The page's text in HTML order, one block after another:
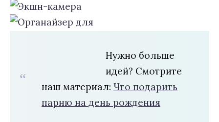
Нужно больше
идей? Смотрите
наш материал: Что подарить
парню на день рождения